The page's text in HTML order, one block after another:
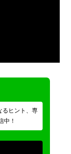
るヒント、専
中！